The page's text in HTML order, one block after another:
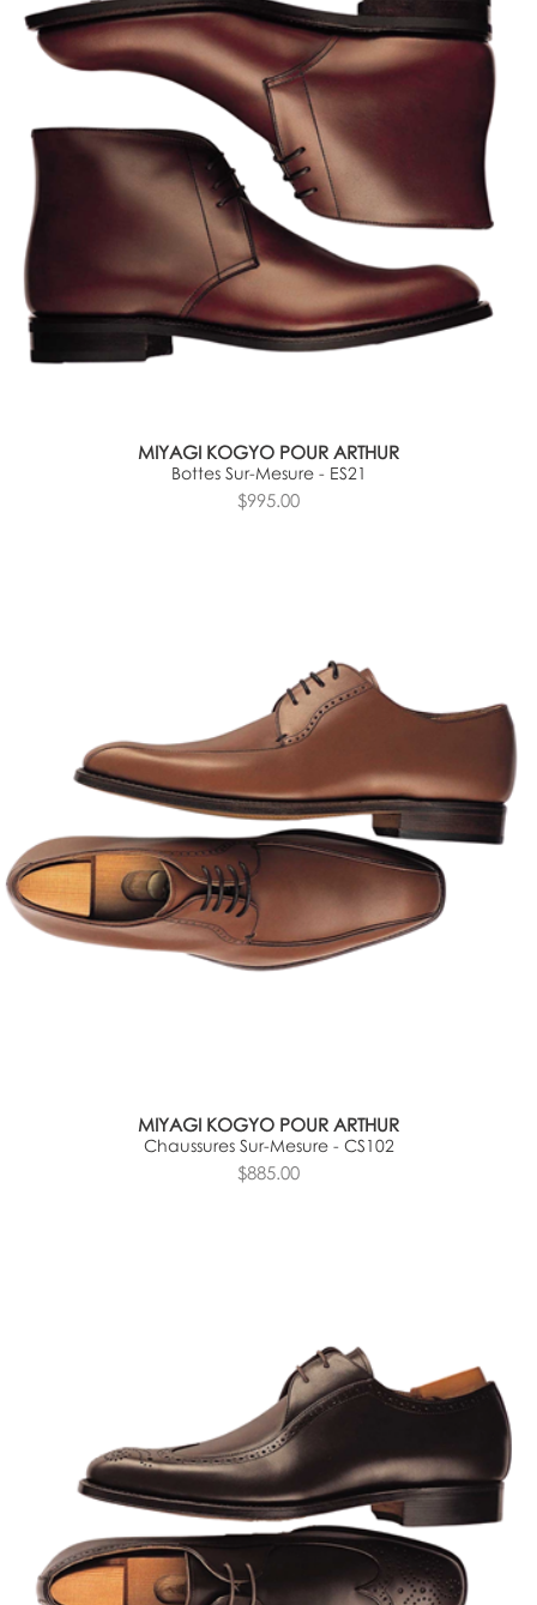
MIYAGI KOGYO POUR ARTHUR
Bottes Sur-Mesure - ES21
$995.00
MIYAGI KOGYO POUR ARTHUR
Chaussures Sur-Mesure - CS102
$885.00